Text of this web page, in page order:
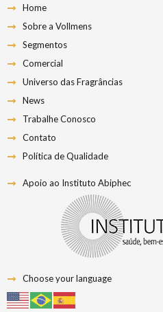
Home
Sobre a Vollmens
Segmentos
Comercial
Universo das Fragrâncias
News
Trabalhe Conosco
Contato
Política de Qualidade
Apoio ao Instituto Abiphec
Choose your language